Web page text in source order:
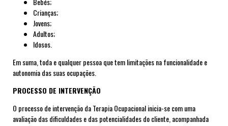
Crianças;
Jovens;
Adultos;
Idosos.
Em suma, toda e qualquer pessoa que tem limitações na funcionalidade e
autonomia das suas ocupações.
PROCESSO DE INTERVENÇÃO
O processo de intervenção da Terapia Ocupacional inicia-se com uma
avaliação das dificuldades e das potencialidades do cliente, acompanhada